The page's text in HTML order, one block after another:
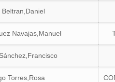
Beltran,Daniel
Navajas,Manuel
Torres,Rosa